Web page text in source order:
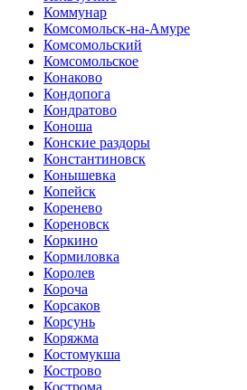
Коммунар
Комсомольск-на-Амуре
Комсомольский
Комсомольское
Конаково
Кондопога
Кондратово
Коноша
Конские раздоры
Константиновск
Конышевка
Копейск
Коренево
Кореновск
Коркино
Кормиловка
Королев
Короча
Корсаков
Корсунь
Коряжма
Костомукша
Кострово
Кострома